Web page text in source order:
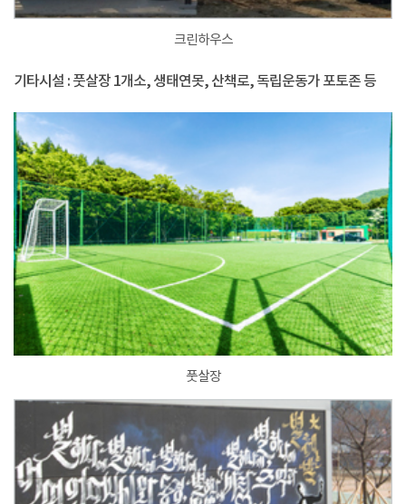
크린하우스
기타시설 : 풋살장 1개소, 생태연못, 산책로, 독립운동가 포토존 등
풋살장